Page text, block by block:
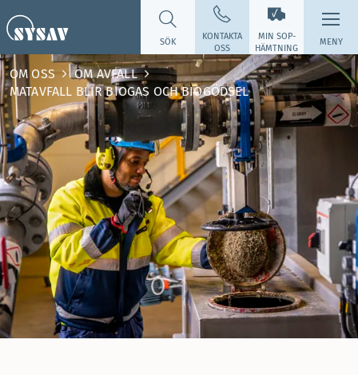
MIN SOP­
HÄMTNING
SÖK
KONTAKTA
OSS
MENY
OM OSS
OM AVFALL
MATAVFALL BLIR BIOGAS OCH BIOGÖDSEL